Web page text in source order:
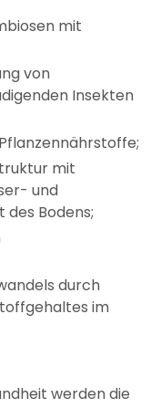
mit
von
Insekten
mit
und
Bodens;
durch
im
werden die